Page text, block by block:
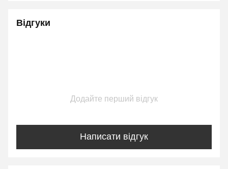
Відгуки
Додайте перший відгук
Написати відгук